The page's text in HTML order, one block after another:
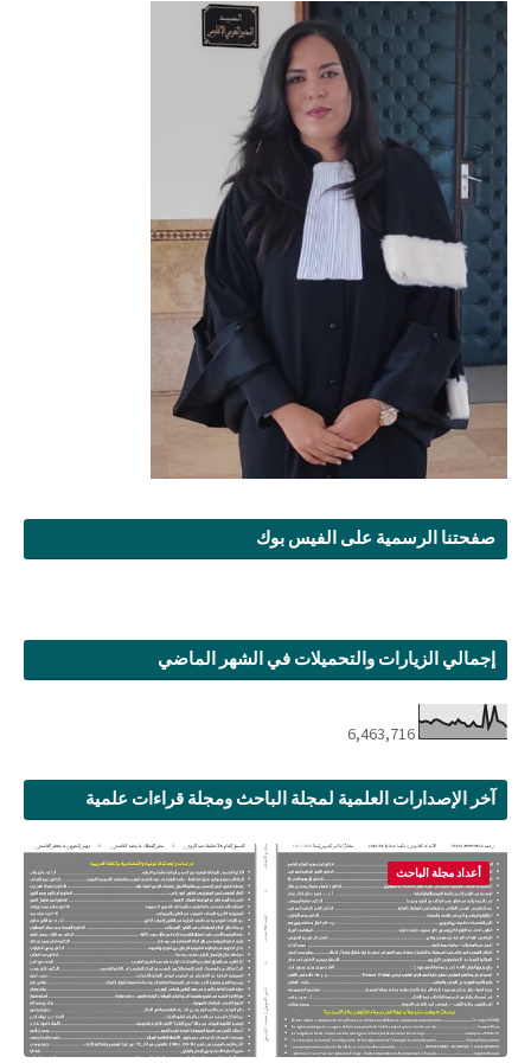
صفحتنا الرسمية على الفيس بوك
إجمالي الزيارات والتحميلات في الشهر الماضي
6,463,716
آخر الإصدارات العلمية لمجلة الباحث ومجلة قراءات علمية
أعداد مجلة الباحث